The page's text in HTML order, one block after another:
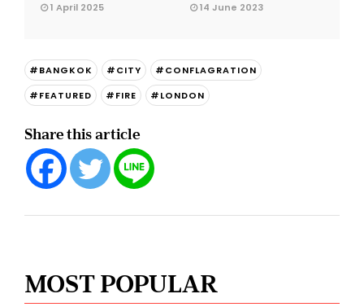
1 April 2025 14 June 2023
#BANGKOK #CITY
#CONFLAGRATION
#FEATURED
#FIRE #LONDON
Share this article
MOST POPULAR